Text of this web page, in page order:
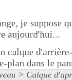
je suppose
aujourd'hui...
calque
dans le
> Calque